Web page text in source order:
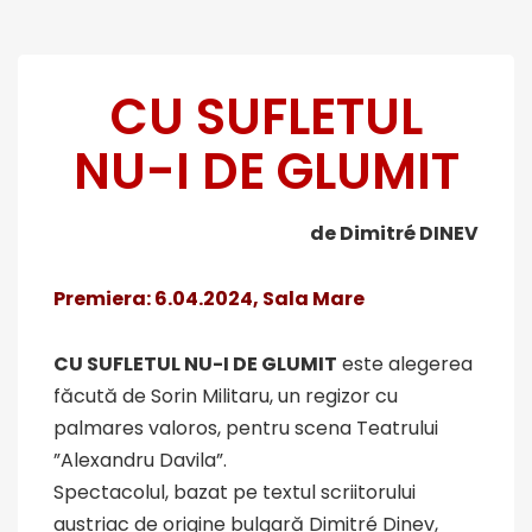
CU SUFLETUL
NU-I DE GLUMIT
de Dimitré DINEV
Premiera: 6.04.2024, Sala Mare
CU SUFLETUL NU-I DE GLUMIT este alegerea
făcută de Sorin Militaru, un regizor cu
palmares valoros, pentru scena Teatrului
”Alexandru Davila”.
Spectacolul, bazat pe textul scriitorului
austriac de origine bulgară Dimitré Dinev,